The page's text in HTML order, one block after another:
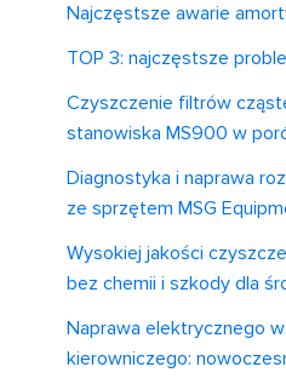
Najczęstsze awarie
TOP 3: najczęstsze
Czyszczenie filtrów
stanowiska MS900 w
Diagnostyka i naprawa
ze sprzętem MSG
Wysokiej jakości
bez chemii i szkody dla
Naprawa elektrycznego
kierowniczego: